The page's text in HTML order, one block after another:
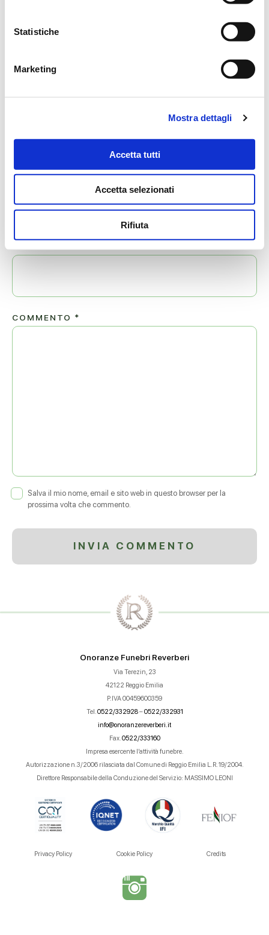
Statistiche
Marketing
Mostra dettagli
Accetta tutti
Accetta selezionati
Rifiuta
Lascia ora un messaggio di vicinanza alla famiglia di MARIA.
COMMENTO *
NOME*
Salva il mio nome, email e sito web in questo browser per la
prossima volta che commento.
Onoranze Funebri Reverberi
Via Terezin, 23
42122 Reggio Emilia
P.IVA 00459600359
Tel. 0522/332928–0522/332931
info@onoranzereverberi.it
Fax. 0522/333160
Impresa esercente l’attività funebre.
Autorizzazione n.3/2006 rilasciata dal Comune di Reggio Emilia L.R. 19/2004.
Direttore Responsabile della Conduzione del Servizio: MASSIMO LEONI
Privacy Policy Cookie Policy Credits